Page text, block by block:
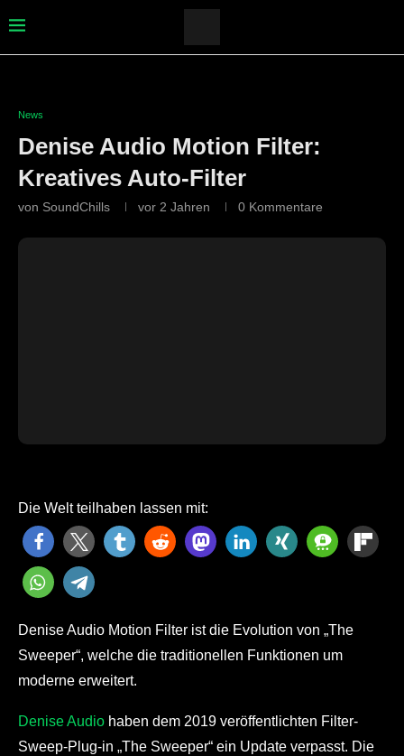
News
Denise Audio Motion Filter:
Kreatives Auto-Filter
von SoundChills vor 2 Jahren 0 Kommentare
Die Welt teilhaben lassen mit:
Denise Audio Motion Filter ist die Evolution von „The
Sweeper“, welche die traditionellen Funktionen um
moderne erweitert.
Denise Audio haben dem 2019 veröffentlichten Filter-
Sweep-Plug-in „The Sweeper“ ein Update verpasst. Die